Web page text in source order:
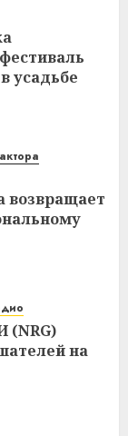
усадьбе
возвращает
(NRG)
на